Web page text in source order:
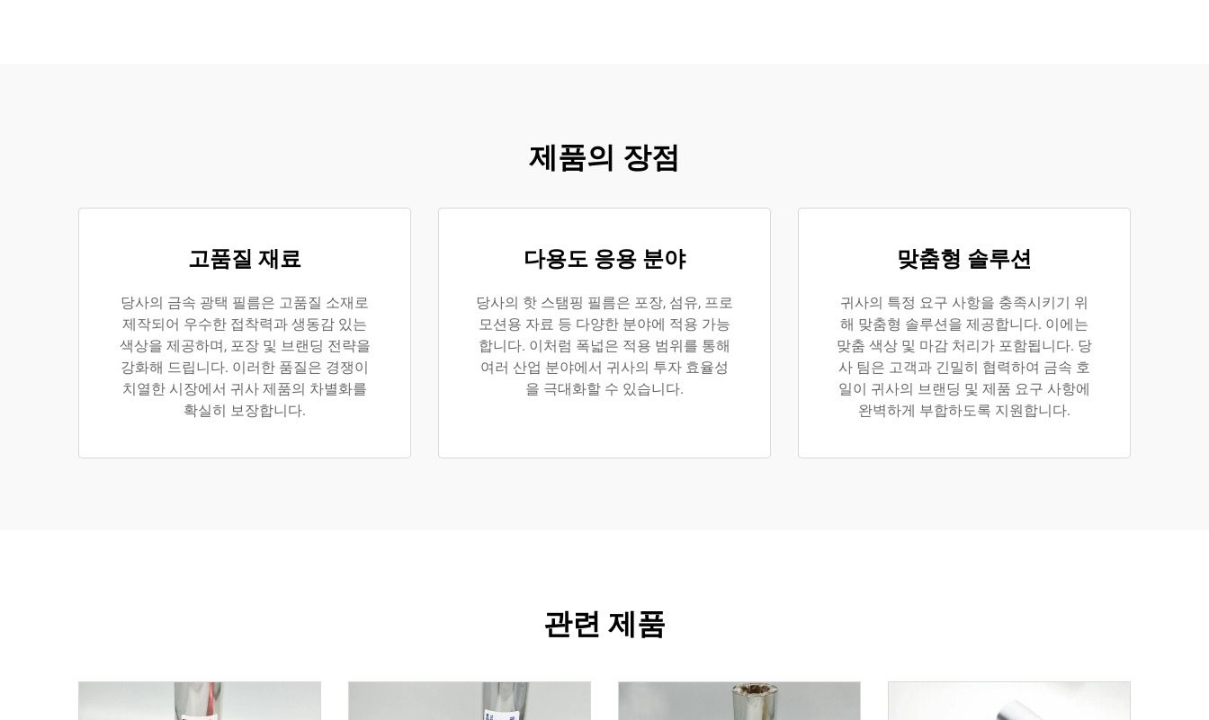
제품의 장점
고품질 재료
당사의 금속 광택 필름은 고품질 소재로
제작되어 우수한 접착력과 생동감 있는
색상을 제공하며, 포장 및 브랜딩 전략을
강화해 드립니다. 이러한 품질은 경쟁이
치열한 시장에서 귀사 제품의 차별화를
확실히 보장합니다.
다용도 응용 분야
당사의 핫 스탬핑 필름은 포장, 섬유, 프로
모션용 자료 등 다양한 분야에 적용 가능
합니다. 이처럼 폭넓은 적용 범위를 통해
여러 산업 분야에서 귀사의 투자 효율성
을 극대화할 수 있습니다.
맞춤형 솔루션
귀사의 특정 요구 사항을 충족시키기 위
해 맞춤형 솔루션을 제공합니다. 이에는
맞춤 색상 및 마감 처리가 포함됩니다. 당
사 팀은 고객과 긴밀히 협력하여 금속 호
일이 귀사의 브랜딩 및 제품 요구 사항에
완벽하게 부합하도록 지원합니다.
관련 제품